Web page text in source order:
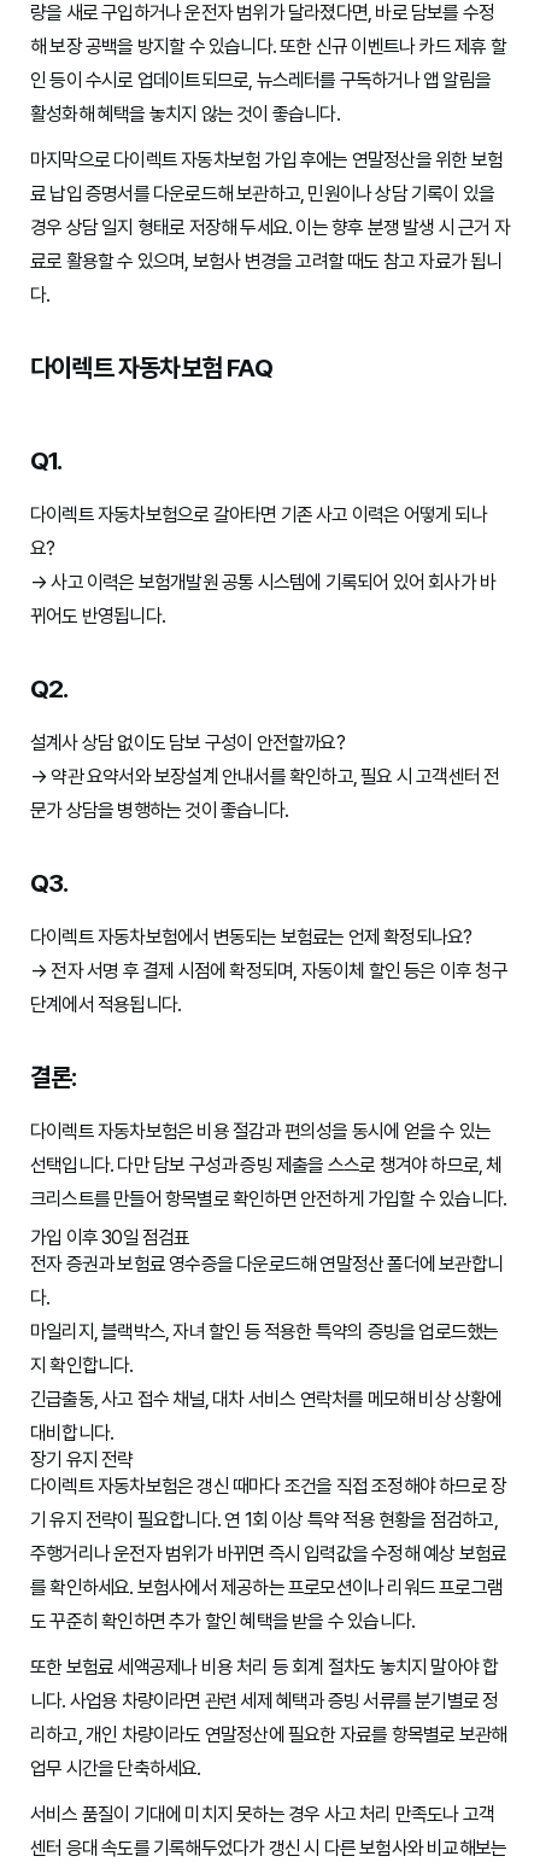
량을 새로 구입하거나 운전자 범위가 달라졌다면, 바로 담보를 수정
해 보장 공백을 방지할 수 있습니다. 또한 신규 이벤트나 카드 제휴 할
인 등이 수시로 업데이트되므로, 뉴스레터를 구독하거나 앱 알림을
활성화해 혜택을 놓치지 않는 것이 좋습니다.
마지막으로 다이렉트 자동차보험 가입 후에는 연말정산을 위한 보험
료 납입 증명서를 다운로드해 보관하고, 민원이나 상담 기록이 있을
경우 상담 일지 형태로 저장해 두세요. 이는 향후 분쟁 발생 시 근거 자
료로 활용할 수 있으며, 보험사 변경을 고려할 때도 참고 자료가 됩니
다.
다이렉트 자동차보험 FAQ
Q1.
다이렉트 자동차보험으로 갈아타면 기존 사고 이력은 어떻게 되나
요?
→ 사고 이력은 보험개발원 공통 시스템에 기록되어 있어 회사가 바
뀌어도 반영됩니다.
Q2.
설계사 상담 없이도 담보 구성이 안전할까요?
→ 약관 요약서와 보장설계 안내서를 확인하고, 필요 시 고객센터 전
문가 상담을 병행하는 것이 좋습니다.
Q3.
다이렉트 자동차보험에서 변동되는 보험료는 언제 확정되나요?
→ 전자 서명 후 결제 시점에 확정되며, 자동이체 할인 등은 이후 청구
단계에서 적용됩니다.
결론:
다이렉트 자동차보험은 비용 절감과 편의성을 동시에 얻을 수 있는
선택입니다. 다만 담보 구성과 증빙 제출을 스스로 챙겨야 하므로, 체
크리스트를 만들어 항목별로 확인하면 안전하게 가입할 수 있습니다.
가입 이후 30일 점검표
전자 증권과 보험료 영수증을 다운로드해 연말정산 폴더에 보관합니
다.
마일리지, 블랙박스, 자녀 할인 등 적용한 특약의 증빙을 업로드했는
지 확인합니다.
긴급출동, 사고 접수 채널, 대차 서비스 연락처를 메모해 비상 상황에
대비합니다.
장기 유지 전략
다이렉트 자동차보험은 갱신 때마다 조건을 직접 조정해야 하므로 장
기 유지 전략이 필요합니다. 연 1회 이상 특약 적용 현황을 점검하고,
주행거리나 운전자 범위가 바뀌면 즉시 입력값을 수정해 예상 보험료
를 확인하세요. 보험사에서 제공하는 프로모션이나 리워드 프로그램
도 꾸준히 확인하면 추가 할인 혜택을 받을 수 있습니다.
또한 보험료 세액공제나 비용 처리 등 회계 절차도 놓치지 말아야 합
니다. 사업용 차량이라면 관련 세제 혜택과 증빙 서류를 분기별로 정
리하고, 개인 차량이라도 연말정산에 필요한 자료를 항목별로 보관해
업무 시간을 단축하세요.
서비스 품질이 기대에 미치지 못하는 경우 사고 처리 만족도나 고객
센터 응대 속도를 기록해두었다가 갱신 시 다른 보험사와 비교해보는